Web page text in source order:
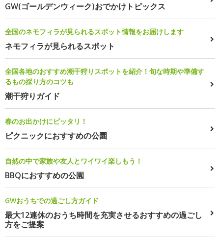
GW(ゴールデンウィーク)おでかけトピックス
全国のネモフィラが見られるスポット情報をお届けします
ネモフィラが見られるスポット
全国各地のおすすめ潮干狩りスポットを紹介！旬な時期や準備す
るもの採り方のコツも
潮干狩りガイド
春のお出かけにピッタリ！
ピクニックにおすすめの公園
自然の中で家族や友人とワイワイ楽しもう！
BBQにおすすめの公園
GWおうちでの過ごし方ガイド
最大12連休のおうち時間を充実させるおすすめの過ごし
方をご提案